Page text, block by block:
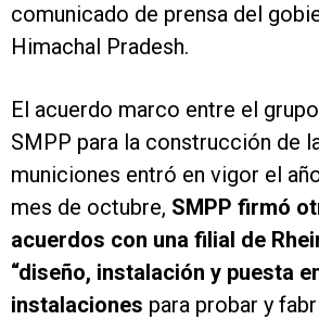
comunicado de prensa del
Himachal Pradesh.
El acuerdo marco entre el
SMPP para la construcción de
municiones entró en vigor el
mes de octubre, SMPP firmó
acuerdos con una filial de
“diseño, instalación y puesta
instalaciones para probar y